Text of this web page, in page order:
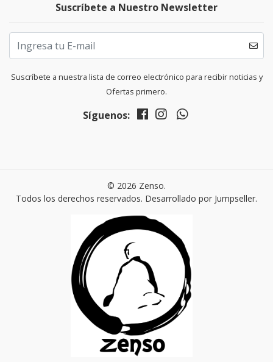
Suscríbete a Nuestro Newsletter
Suscríbete a nuestra lista de correo electrónico para recibir noticias y
Ofertas primero.
Síguenos:
© 2026 Zenso.
Todos los derechos reservados. Desarrollado por Jumpseller.